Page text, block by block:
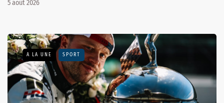
5 août 2026
A LA UNE SPORT